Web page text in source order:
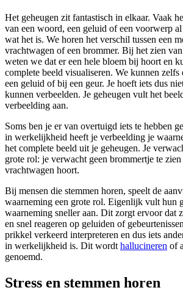
Het geheugen zit fantastisch in elkaar. Vaak
van een woord, een geluid of een voorwerp
wat het is. We horen het verschil tussen een
vrachtwagen of een brommer. Bij het zien
weten we dat er een hele bloem bij hoort en
complete beeld visualiseren. We kunnen zelfs
een geluid of bij een geur. Je hoeft iets dus
kunnen verbeelden. Je geheugen vult het
verbeelding aan.
Soms ben je er van overtuigd iets te hebben
in werkelijkheid heeft je verbeelding je
het complete beeld uit je geheugen. Je
grote rol: je verwacht geen brommertje te zien
vrachtwagen hoort.
Bij mensen die stemmen horen, speelt de
waarneming een grote rol. Eigenlijk vult hun
waarneming sneller aan. Dit zorgt ervoor dat
en snel reageren op geluiden of
prikkel verkeerd interpreteren en dus iets
in werkelijkheid is. Dit wordt hallucineren of
genoemd.
Stress en stemmen horen